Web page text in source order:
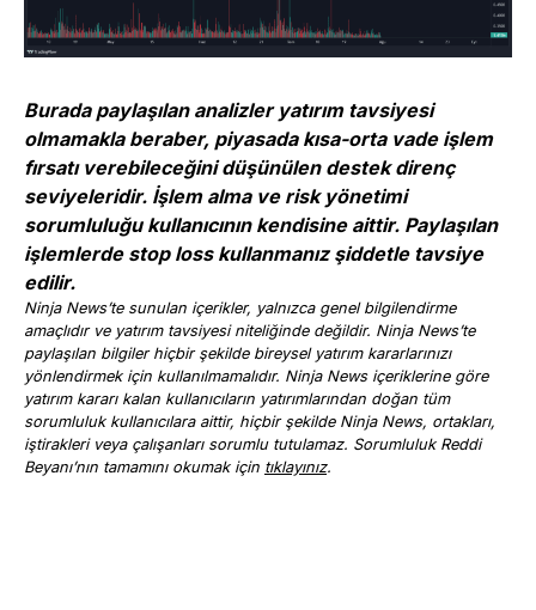
Burada paylaşılan analizler yatırım tavsiyesi
olmamakla beraber, piyasada kısa-orta vade işlem
fırsatı verebileceğini düşünülen destek direnç
seviyeleridir. İşlem alma ve risk yönetimi
sorumluluğu kullanıcının kendisine aittir. Paylaşılan
işlemlerde stop loss kullanmanız şiddetle tavsiye
edilir.
Ninja News’te sunulan içerikler, yalnızca genel bilgilendirme
amaçlıdır ve yatırım tavsiyesi niteliğinde değildir. Ninja News’te
paylaşılan bilgiler hiçbir şekilde bireysel yatırım kararlarınızı
yönlendirmek için kullanılmamalıdır. Ninja News içeriklerine göre
yatırım kararı kalan kullanıcıların yatırımlarından doğan tüm
sorumluluk kullanıcılara aittir, hiçbir şekilde Ninja News, ortakları,
iştirakleri veya çalışanları sorumlu tutulamaz. Sorumluluk Reddi
Beyanı’nın tamamını okumak için tıklayınız.